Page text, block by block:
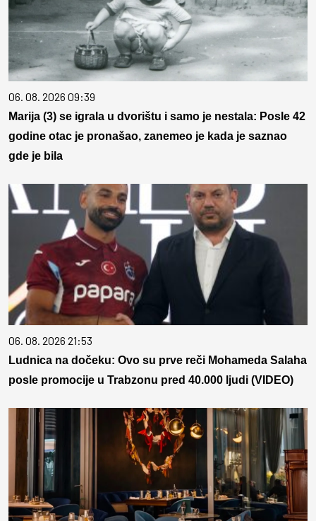
06. 08. 2026 09:39
Marija (3) se igrala u dvorištu i samo je nestala: Posle 42
godine otac je pronašao, zanemeo je kada je saznao
gde je bila
06. 08. 2026 21:53
Ludnica na dočeku: Ovo su prve reči Mohameda Salaha
posle promocije u Trabzonu pred 40.000 ljudi (VIDEO)